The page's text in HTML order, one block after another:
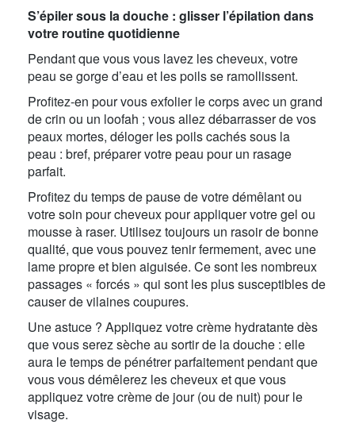
S’épiler sous la douche : glisser l’épilation dans
votre routine quotidienne
Pendant que vous vous lavez les cheveux, votre
peau se gorge d’eau et les poils se ramollissent.
Profitez-en pour vous exfolier le corps avec un grand
de crin ou un loofah ; vous allez débarrasser de vos
peaux mortes, déloger les poils cachés sous la
peau : bref, préparer votre peau pour un rasage
parfait.
Profitez du temps de pause de votre démêlant ou
votre soin pour cheveux pour appliquer votre gel ou
mousse à raser. Utilisez toujours un rasoir de bonne
qualité, que vous pouvez tenir fermement, avec une
lame propre et bien aiguisée. Ce sont les nombreux
passages « forcés » qui sont les plus susceptibles de
causer de vilaines coupures.
Une astuce ? Appliquez votre crème hydratante dès
que vous serez sèche au sortir de la douche : elle
aura le temps de pénétrer parfaitement pendant que
vous vous démêlerez les cheveux et que vous
appliquez votre crème de jour (ou de nuit) pour le
visage.